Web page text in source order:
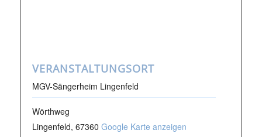
VERANSTALTUNGSORT
MGV-Sängerheim Lingenfeld
Wörthweg
Lingenfeld, 67360 Google Karte anzeigen